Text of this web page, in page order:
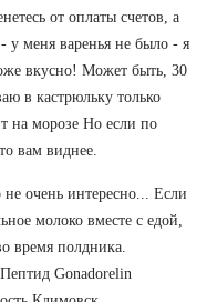
от оплаты счетов, а
у меня варенья не было - я
вкусно! Может быть, 30
в кастрюльку только
на морозе Но если по
вам виднее.
очень интересно... Если
молоко вместе с едой,
время полдника.
Gonadorelin